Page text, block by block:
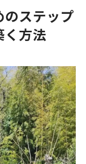
プに必要な資
ク構築の重要
選びのポイン
高収入への道
由とは
の分析
ステップ
方法